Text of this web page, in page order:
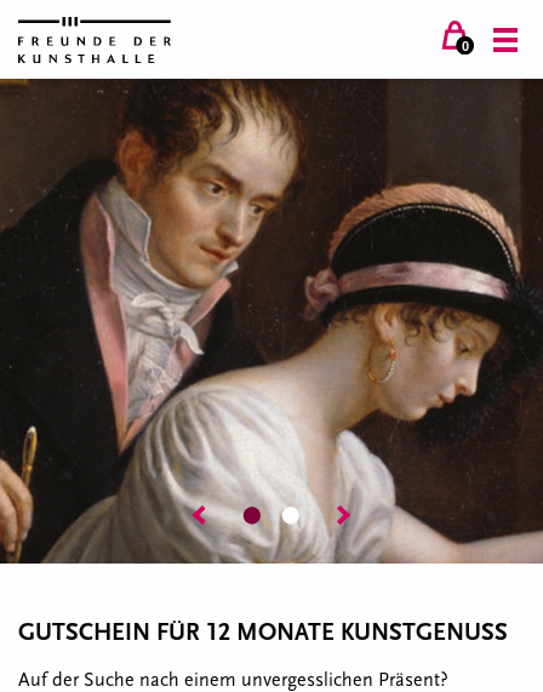
0
GUTSCHEIN FÜR 12 MONATE KUNSTGENUSS
Auf der Suche nach einem unvergesslichen Präsent?
⬤ ⬤